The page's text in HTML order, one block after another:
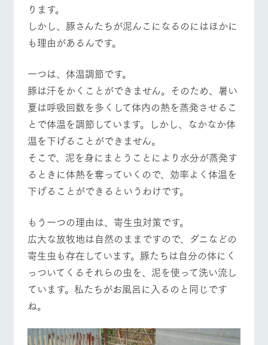
個人情報取扱いについて
よくあるご質問
お客様へ
ります。
​しかし、豚さんたちが泥んこになるのにはほかに
も理由があるんです。
一つは、体温調節です。
​豚は汗をかくことができません。そのため、暑い
夏は呼吸回数を多くして体内の熱を蒸発させるこ
とで体温を調節しています。しかし、なかなか体
温を下げることができません。
そこで、泥を身にまとうことにより水分が蒸発す
るときに体熱を奪っていくので、効率よく体温を
下げることができるというわけです。
もう一つの理由は、寄生虫対策です。
​広大な放牧地は自然のままですので、ダニなどの
寄生虫も存在しています。豚たちは自分の体にく
っついてくるそれらの虫を、泥を使って洗い流し
ています。私たちがお風呂に入るのと同じです
ね。